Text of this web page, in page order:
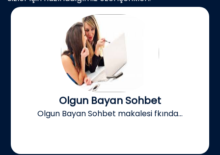
Olgun Bayan Sohbet
Olgun Bayan Sohbet makalesi fkında...